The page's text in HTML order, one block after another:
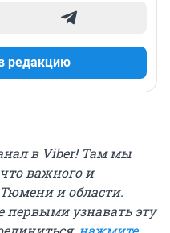
редакцию
в Viber! Там мы
важного и
и области.
узнавать эту